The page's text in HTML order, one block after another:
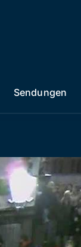
Sendungen